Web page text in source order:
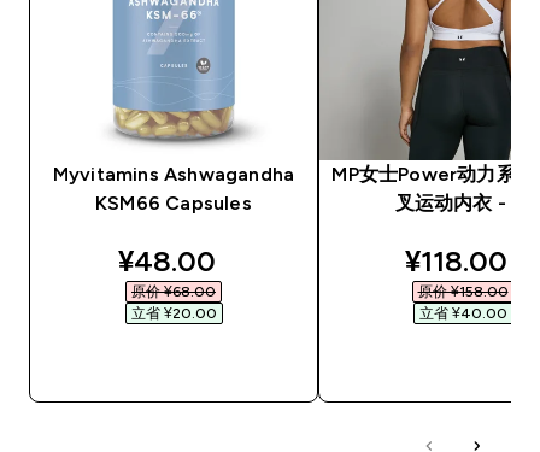
Myvitamins Ashwagandha
KSM66 Capsules
discounted price
¥48.00‎
原价 ¥68.00‎
立省 ¥20.00‎
MP女士Power动力系列
叉运动内衣 - 白
¥118.00‎
原价 ¥158.00‎
立省 ¥40.00‎